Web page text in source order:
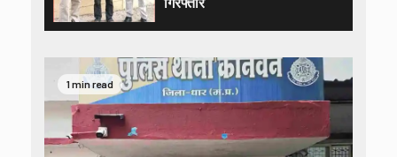
1 min read